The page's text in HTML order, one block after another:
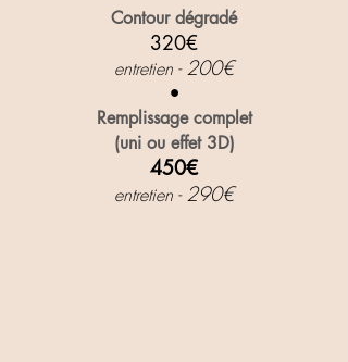
Contour dégradé
320€
entretien -200€
•
Remplissage complet
(uni ou effet 3D)
450€
entretien -290€